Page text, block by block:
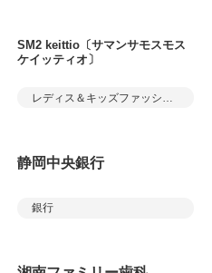
SM2 keittio〔サマンサモスモス
ケイッティオ〕
静岡中央銀行
銀行